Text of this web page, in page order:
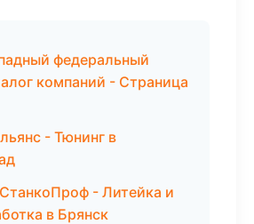
федеральный
компаний - Страница
- Тюнинг в
- Литейка и
в Брянск